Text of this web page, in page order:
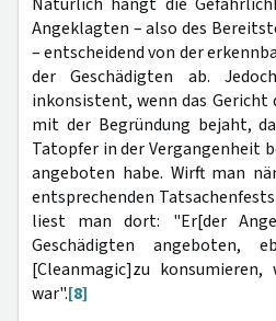
Angeklagten – also des
– entscheidend von der
der Geschädigten ab.
inkonsistent, wenn das Gericht
mit der Begründung bejaht,
Tatopfer in der Vergangenheit
angeboten habe. Wirft man
entsprechenden
liest man dort: "Er[der
Geschädigten angeboten,
[Cleanmagic]zu
war".[8]